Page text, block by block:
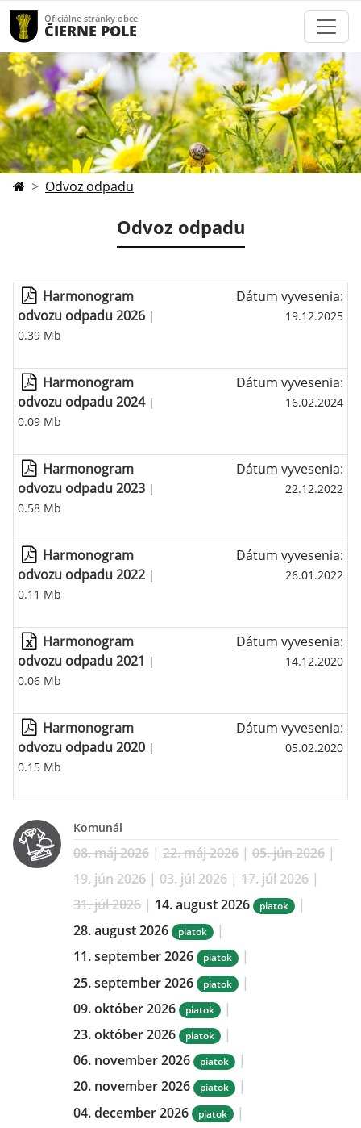
Oficiálne stránky obce
ČIERNE POLE
Odvoz odpadu
Odvoz odpadu
Harmonogram
odvozu odpadu 2026 |
0.39 Mb
Dátum vyvesenia:
19.12.2025
Harmonogram
odvozu odpadu 2024|
0.09 Mb
Dátum vyvesenia:
16.02.2024
Harmonogram
odvozu odpadu 2023 |
0.58 Mb
Dátum vyvesenia:
22.12.2022
Harmonogram
odvozu odpadu 2022 |
0.11 Mb
Dátum vyvesenia:
26.01.2022
Harmonogram
odvozu odpadu 2021 |
0.06 Mb
Dátum vyvesenia:
14.12.2020
Harmonogram
odvozu odpadu 2020 |
0.15 Mb
Dátum vyvesenia:
05.02.2020
Komunál
08. máj 2026 | 22. máj 2026 | 05. jún 2026 |
19. jún 2026 | 03. júl 2026 | 17. júl 2026 |
31. júl 2026 | 14. august 2026 piatok
|
28. august 2026
piatok
|
11. september 2026
piatok
|
25. september 2026
piatok
|
09. október 2026
piatok
|
23. október 2026
piatok
|
06. november 2026
piatok
|
20. november 2026
piatok
|
04. december 2026
piatok
|